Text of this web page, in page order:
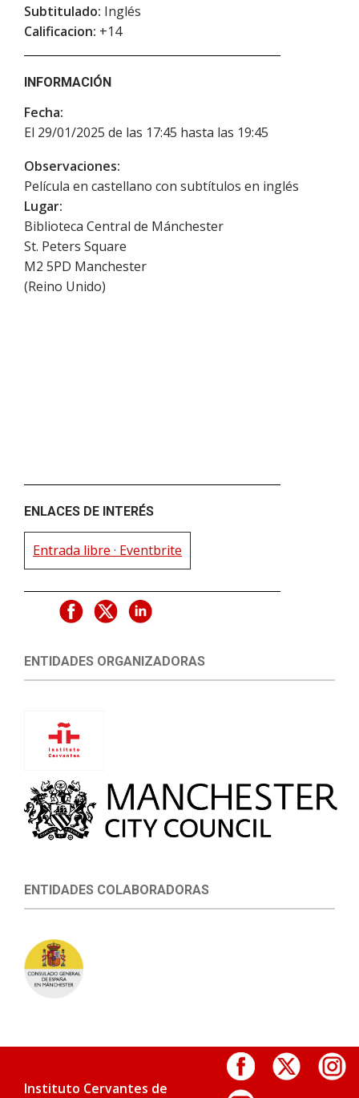
Subtitulado: Inglés
Calificacion: +14
INFORMACIÓN
Fecha:
El 29/01/2025 de las 17:45 hasta las 19:45
Observaciones:
Película en castellano con subtítulos en inglés
Lugar:
Biblioteca Central de Mánchester
St. Peters Square
M2 5PD Manchester
(Reino Unido)
ENLACES DE INTERÉS
Entrada libre · Eventbrite
ENTIDADES ORGANIZADORAS
ENTIDADES COLABORADORAS
Instituto Cervantes de